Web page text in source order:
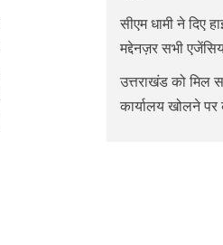
सीएम धामी ने दिए
मद्देनज़र सभी
उत्तराखंड को मिल
कार्यालय खोलने